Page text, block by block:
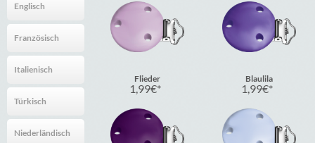
Englisch
Französisch
Italienisch
Türkisch
Niederländisch
Flieder
1,99€
Blaulila
1,99€